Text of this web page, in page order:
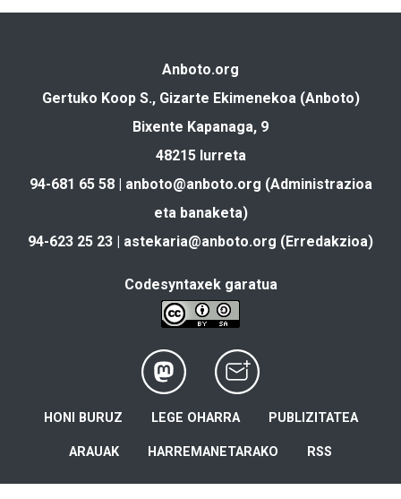
Anboto.org
Gertuko Koop S., Gizarte Ekimenekoa (Anboto)
Bixente Kapanaga, 9
48215 Iurreta
94-681 65 58 | anboto@anboto.org (Administrazioa
eta banaketa)
94-623 25 23 | astekaria@anboto.org (Erredakzioa)
Codesyntaxek garatua
HONI BURUZ LEGE OHARRA PUBLIZITATEA
ARAUAK HARREMANETARAKO RSS